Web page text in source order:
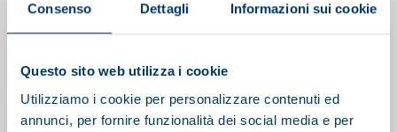
Consenso Dettagli Informazioni sui cookie
Questo sito web utilizza i cookie
Utilizziamo i cookie per personalizzare contenuti ed
annunci, per fornire funzionalità dei social media e per
You may also be interested in